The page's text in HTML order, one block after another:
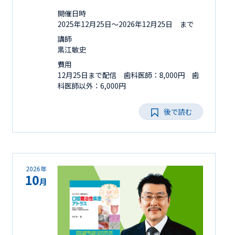
開催日時
2025年12月25日〜2026年12月25日 まで
講師
黒江敏史
費用
12月25日まで配信 歯科医師：8,000円 歯
科医師以外：6,000円
後で読む
2026年
10月